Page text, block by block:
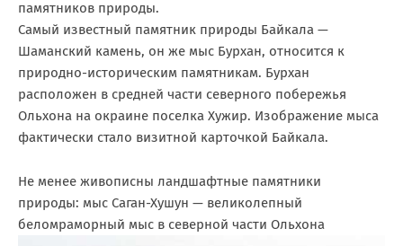
памятников природы.
Самый известный памятник природы Байкала —
Шаманский камень, он же мыс Бурхан, относится к
природно-историческим памятникам. Бурхан
расположен в средней части северного побережья
Ольхона на окраине поселка Хужир. Изображение мыса
фактически стало визитной карточкой Байкала.
Не менее живописны ландшафтные памятники
природы: мыс Саган-Хушун — великолепный
беломраморный мыс в северной части Ольхона